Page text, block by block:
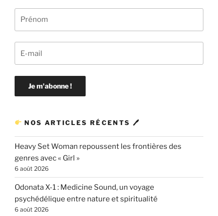
NOS ARTICLES RÉCENTS 🖊
Heavy Set Woman repoussent les frontières des
genres avec « Girl »
6 août 2026
Odonata X-1 : Medicine Sound, un voyage
psychédélique entre nature et spiritualité
6 août 2026